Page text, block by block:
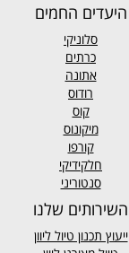
היעדים החמים
סלוניקי
כרתים
אתונה
רודוס
קוס
מיקונוס
קורפו
חלקידיקי
סנטוריני
השירותים שלנו
ייעוץ תכנון טיול ליוון